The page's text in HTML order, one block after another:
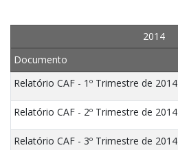
2014
Documento
Relatório CAF - 1º Trimestre de 2014
Relatório CAF - 2º Trimestre de 2014
Relatório CAF - 3º Trimestre de 2014